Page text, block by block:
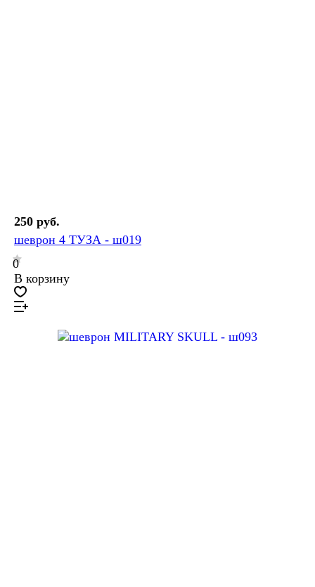
250 руб.
шеврон 4 ТУЗА - ш019
0
В корзину